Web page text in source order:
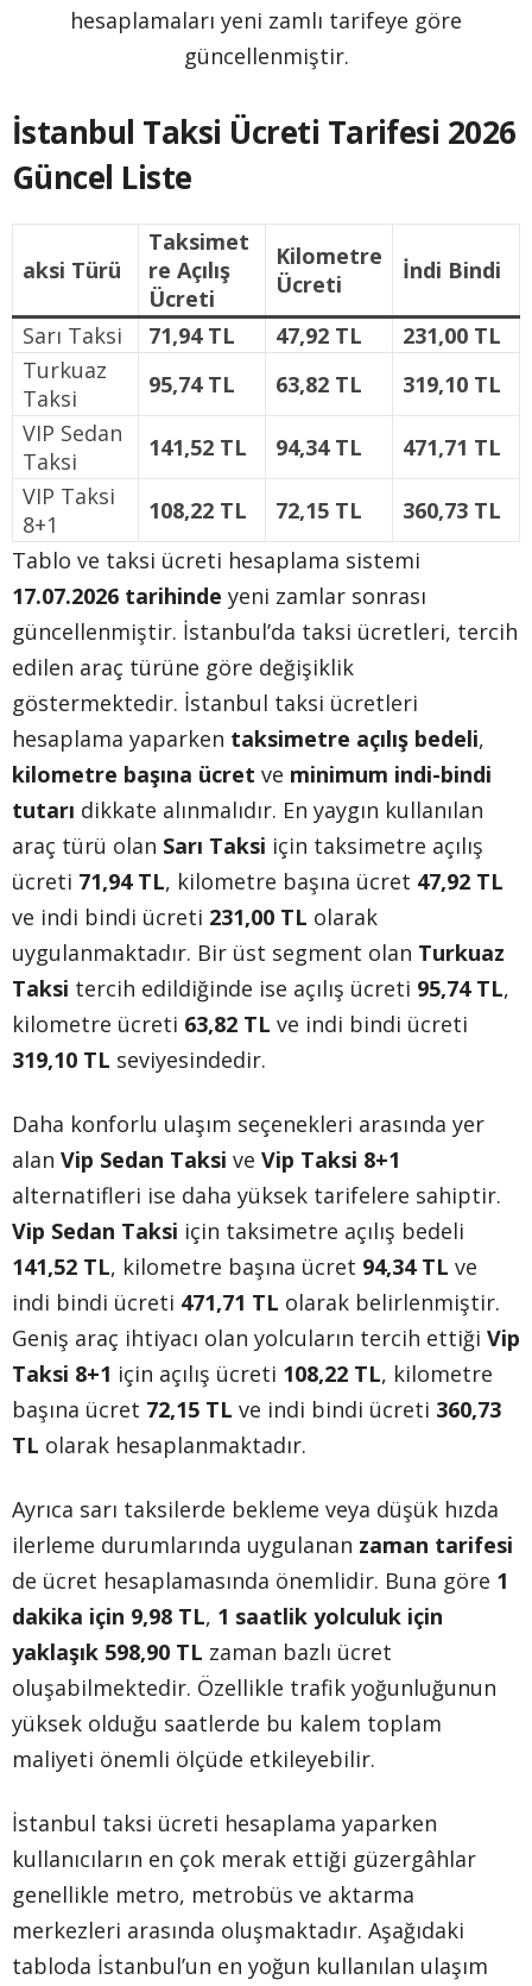
hesaplamaları yeni zamlı tarifeye göre
güncellenmiştir.
İstanbul Taksi Ücreti Tarifesi 2026
Güncel Liste
aksi Türü
Taksimet
re Açılış
Ücreti
Kilometre
Ücreti
İndi Bindi
Sarı Taksi 71,94 TL 47,92 TL
231,00 TL
Turkuaz
Taksi
95,74 TL 63,82 TL
319,10 TL
VIP Sedan
Taksi
141,52 TL 94,34 TL
471,71 TL
VIP Taksi
8+1
108,22 TL 72,15 TL
360,73 TL
Tablo ve taksi ücreti hesaplama sistemi
17.07.2026 tarihinde yeni zamlar sonrası
güncellenmiştir. İstanbul’da taksi ücretleri, tercih
edilen araç türüne göre değişiklik
göstermektedir. İstanbul taksi ücretleri
hesaplama yaparken taksimetre açılış bedeli,
kilometre başına ücret ve minimum indi-bindi
tutarı dikkate alınmalıdır. En yaygın kullanılan
araç türü olan Sarı Taksi için taksimetre açılış
ücreti 71,94 TL, kilometre başına ücret 47,92 TL
ve indi bindi ücreti 231,00 TL olarak
uygulanmaktadır. Bir üst segment olan Turkuaz
Taksi tercih edildiğinde ise açılış ücreti 95,74 TL,
kilometre ücreti 63,82 TL ve indi bindi ücreti
319,10 TL seviyesindedir.
Daha konforlu ulaşım seçenekleri arasında yer
alan Vip Sedan Taksi ve Vip Taksi 8+1
alternatifleri ise daha yüksek tarifelere sahiptir.
Vip Sedan Taksi için taksimetre açılış bedeli
141,52 TL, kilometre başına ücret 94,34 TL ve
indi bindi ücreti 471,71 TL olarak belirlenmiştir.
Geniş araç ihtiyacı olan yolcuların tercih ettiği Vip
Taksi 8+1 için açılış ücreti 108,22 TL, kilometre
başına ücret 72,15 TL ve indi bindi ücreti 360,73
TL olarak hesaplanmaktadır.
Ayrıca sarı taksilerde bekleme veya düşük hızda
ilerleme durumlarında uygulanan zaman tarifesi
de ücret hesaplamasında önemlidir. Buna göre 1
dakika için 9,98 TL, 1 saatlik yolculuk için
yaklaşık 598,90 TL zaman bazlı ücret
oluşabilmektedir. Özellikle trafik yoğunluğunun
yüksek olduğu saatlerde bu kalem toplam
maliyeti önemli ölçüde etkileyebilir.
İstanbul taksi ücreti hesaplama yaparken
kullanıcıların en çok merak ettiği güzergâhlar
genellikle metro, metrobüs ve aktarma
merkezleri arasında oluşmaktadır. Aşağıdaki
tabloda İstanbul’un en yoğun kullanılan ulaşım